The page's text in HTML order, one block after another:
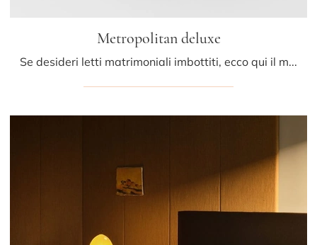
Metropolitan deluxe
Se desideri letti matrimoniali imbottiti, ecco qui il modello Metropolitan deluxe in pelle per arricchire la camera da letto.